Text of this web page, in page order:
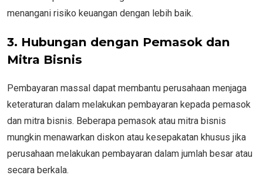
menangani risiko keuangan dengan lebih baik.
3. Hubungan dengan Pemasok dan
Mitra Bisnis
Pembayaran massal dapat membantu perusahaan menjaga
keteraturan dalam melakukan pembayaran kepada pemasok
dan mitra bisnis. Beberapa pemasok atau mitra bisnis
mungkin menawarkan diskon atau kesepakatan khusus jika
perusahaan melakukan pembayaran dalam jumlah besar atau
secara berkala.